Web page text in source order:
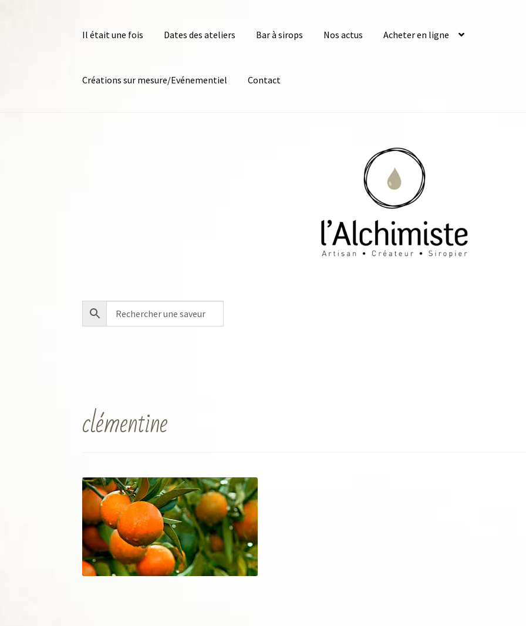
Il était une fois Dates des ateliers Bar à sirops Nos actus Acheter en ligne
Créations sur mesure/Evénementiel Contact
clémentine